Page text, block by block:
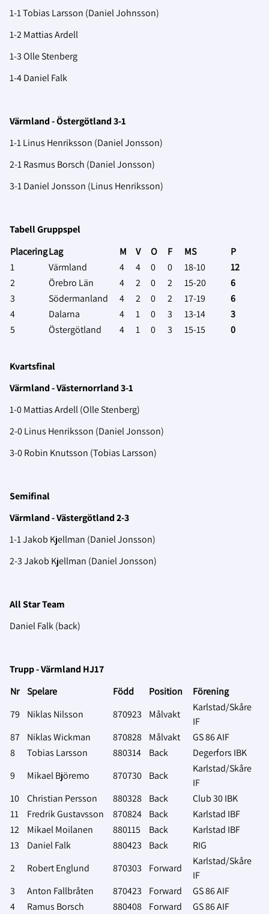
1-1 Tobias Larsson (Daniel Johnsson)
1-2 Mattias Ardell
1-3 Olle Stenberg
1-4 Daniel Falk
Värmland - Östergötland 3-1
1-1 Linus Henriksson (Daniel Jonsson)
2-1 Rasmus Borsch (Daniel Jonsson)
3-1 Daniel Jonsson (Linus Henriksson)
Tabell Gruppspel
PlaceringLag M V O F MS
P
1
Värmland 4 4 0 0 18-10
12
2
Örebro Län 4 2 0 2 15-20
6
3
Södermanland 4 2 0 2 17-19
6
4
Dalarna 4 1 0 3 13-14
3
5
Östergötland 4 1 0 3 15-15 0
Kvartsfinal
Värmland - Västernorrland 3-1
1-0 Mattias Ardell (Olle Stenberg)
2-0 Linus Henriksson (Daniel Jonsson)
3-0 Robin Knutsson (Tobias Larsson)
Semifinal
Värmland - Västergötland 2-3
1-1 Jakob Kjellman (Daniel Jonsson)
2-3 Jakob Kjellman (Daniel Jonsson)
All Star Team
Daniel Falk (back)
Trupp - Värmland HJ17
Nr
Spelare Född Position
Förening
79
Niklas Nilsson 870923 Målvakt
Karlstad/Skåre
IF
87
Niklas Wickman 870828 Målvakt
GS 86 AIF
8
Tobias Larsson 880314 Back
Degerfors IBK
9
Mikael Björemo 870730 Back
Karlstad/Skåre
IF
10
Christian Persson 880328 Back
Club 30 IBK
11
Fredrik Gustavsson 870824 Back
Karlstad IBF
12
Mikael Moilanen 880115 Back
Karlstad IBF
13
Daniel Falk 880423 Back
RIG
2
Robert Englund 870303 Forward
Karlstad/Skåre
IF
3
Anton Fallbråten 870423 Forward
GS 86 AIF
4
Ramus Borsch 880408 Forward
GS 86 AIF